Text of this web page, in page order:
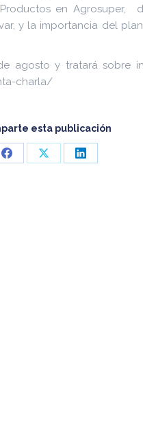
en Agrosuper,
y la importancia del
agosto y tratará sobre
charla/
esta publicación
Share
Share
Share